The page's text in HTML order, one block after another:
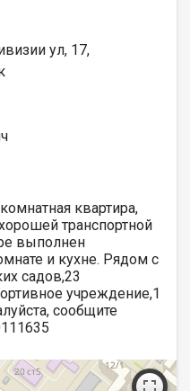
ул, 17,
квартира,
транспортной
выполнен
и кухне. Рядом с
садов,23
учреждение,1
сообщите